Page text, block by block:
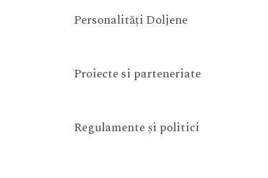
Personalități Doljene
Proiecte si parteneriate
Regulamente și politici